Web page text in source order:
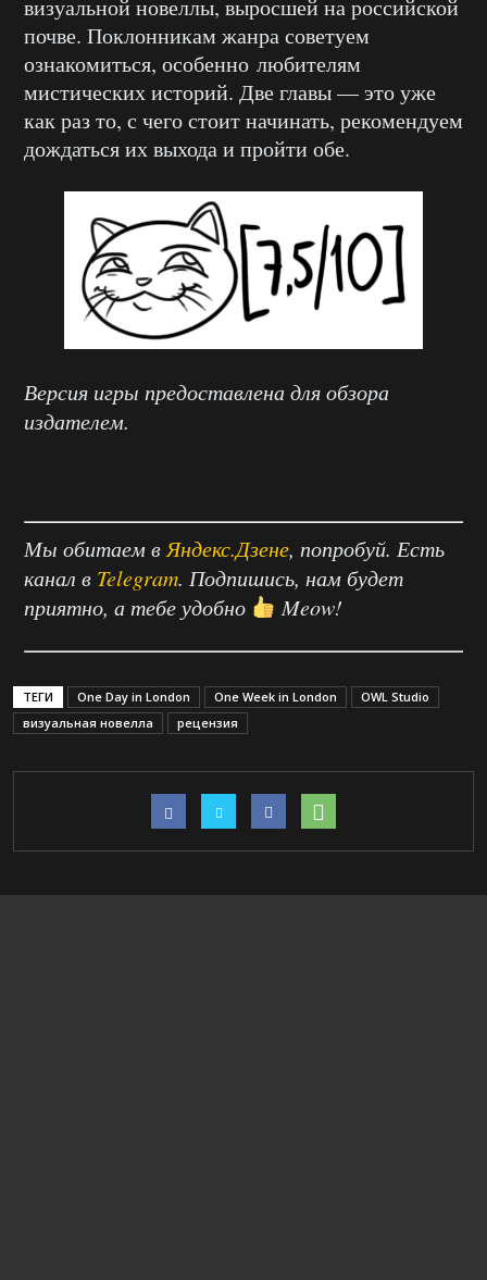
визуальной новеллы, выросшей на российской
почве. Поклонникам жанра советуем
ознакомиться, особенно любителям
мистических историй. Две главы — это уже
как раз то, с чего стоит начинать, рекомендуем
дождаться их выхода и пройти обе.
Версия игры предоставлена для обзора
издателем.
Мы обитаем в Яндекс.Дзене, попробуй. Есть
канал в Telegram. Подпишись, нам будет
приятно, а тебе удобно
Meow!
ТЕГИ One Day in London One Week in London
OWL Studio
визуальная новелла
рецензия